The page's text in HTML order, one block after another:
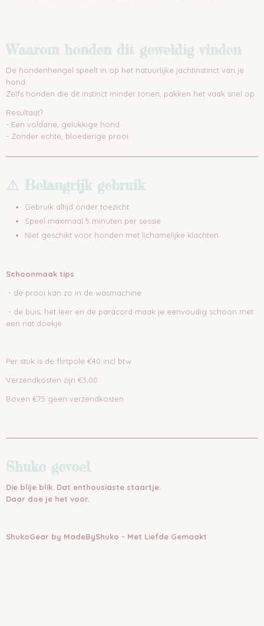
Waarom honden dit geweldig vinden
De hondenhengel speelt in op het natuurlijke jachtinstinct van je
hond.
Zelfs honden die dit instinct minder tonen, pakken het vaak snel op.
Resultaat?
- Een voldane, gelukkige hond
- Zonder echte, bloederige prooi
⚠️ Belangrijk gebruik
Gebruik altijd onder toezicht
Speel maximaal 5 minuten per sessie
Niet geschikt voor honden met lichamelijke klachten
Schoonmaak tips
- de prooi kan zo in de wasmachine
- de buis, het leer en de paracord maak je eenvoudig schoon met
een nat doekje
Per stuk is de flirtpole €40 incl btw
Verzendkosten zijn €3,00
Boven €75 geen verzendkosten
Shuko gevoel
Die blije blik. Dat enthousiaste staartje.
Daar doe je het voor.
ShukoGear by MadeByShuko - Met Liefde Gemaakt